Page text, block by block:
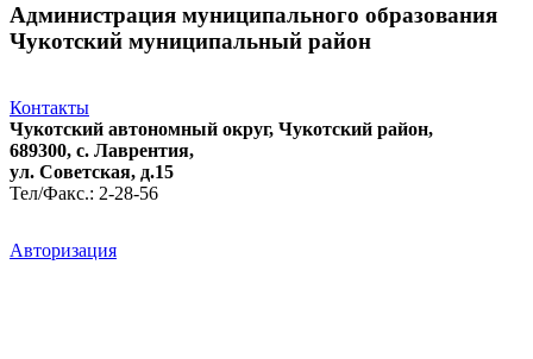
Администрация муниципального образования
Чукотский муниципальный район
Контакты
Чукотский автономный округ, Чукотский район,
689300, с. Лаврентия,
ул. Советская, д.15
Тел/Факс.: 2-28-56
Авторизация